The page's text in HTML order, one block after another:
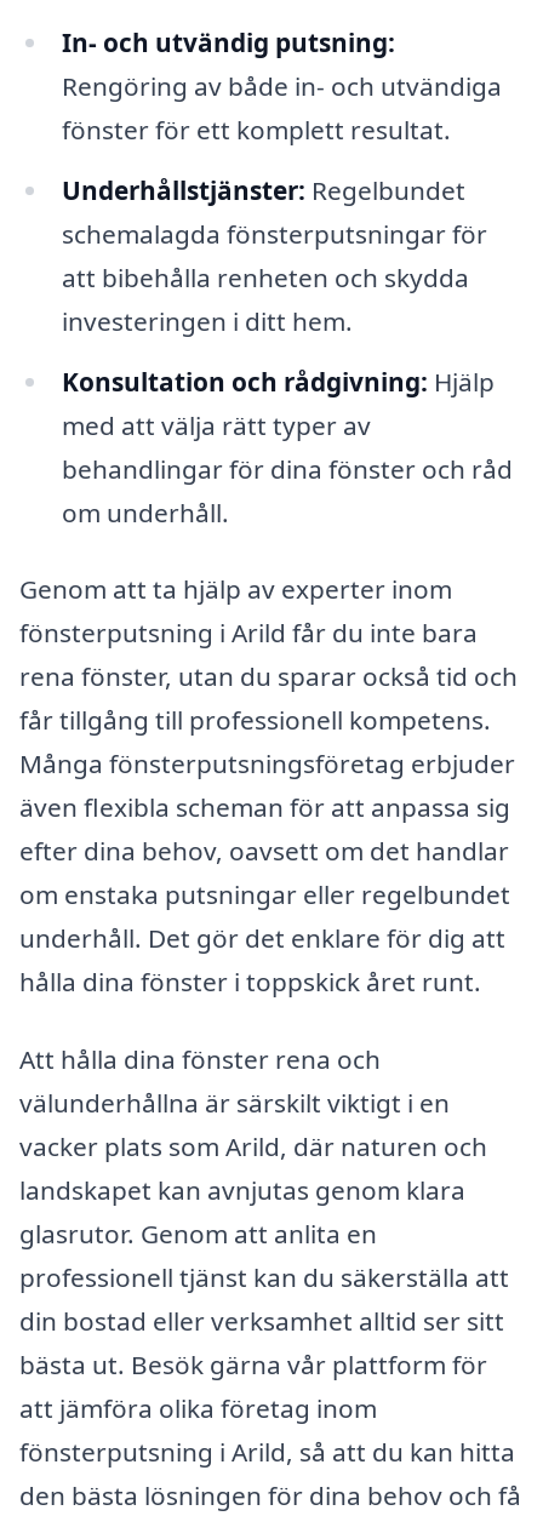
In- och utvändig putsning:
Rengöring av både in- och utvändiga
fönster för ett komplett resultat.
Underhållstjänster: Regelbundet
schemalagda fönsterputsningar för
att bibehålla renheten och skydda
investeringen i ditt hem.
Konsultation och rådgivning: Hjälp
med att välja rätt typer av
behandlingar för dina fönster och råd
om underhåll.
Genom att ta hjälp av experter inom
fönsterputsning i Arild får du inte bara
rena fönster, utan du sparar också tid och
får tillgång till professionell kompetens.
Många fönsterputsningsföretag erbjuder
även flexibla scheman för att anpassa sig
efter dina behov, oavsett om det handlar
om enstaka putsningar eller regelbundet
underhåll. Det gör det enklare för dig att
hålla dina fönster i toppskick året runt.
Att hålla dina fönster rena och
välunderhållna är särskilt viktigt i en
vacker plats som Arild, där naturen och
landskapet kan avnjutas genom klara
glasrutor. Genom att anlita en
professionell tjänst kan du säkerställa att
din bostad eller verksamhet alltid ser sitt
bästa ut. Besök gärna vår plattform för
att jämföra olika företag inom
fönsterputsning i Arild, så att du kan hitta
den bästa lösningen för dina behov och få